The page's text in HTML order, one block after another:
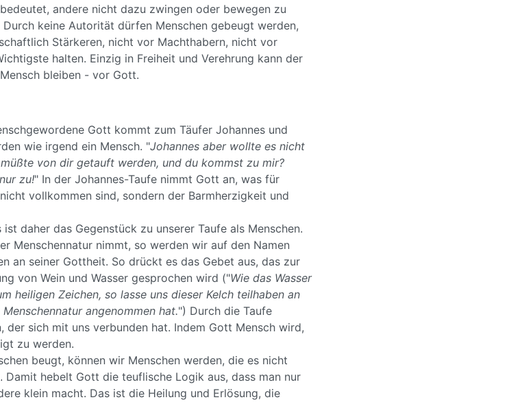
andere nicht dazu zwingen oder bewegen zu
keine Autorität dürfen Menschen gebeugt werden,
Stärkeren, nicht vor Machthabern, nicht vor
halten. Einzig in Freiheit und Verehrung kann der
bleiben - vor Gott.
Gott kommt zum Täufer Johannes und
wie irgend ein Mensch. "Johannes aber wollte es nicht
von dir getauft werden, und du kommst zu mir?
zu!" In der Johannes-Taufe nimmt Gott an, was für
vollkommen sind, sondern der Barmherzigkeit und
daher das Gegenstück zu unserer Taufe als Menschen.
Menschennatur nimmt, so werden wir auf den Namen
an seiner Gottheit. So drückt es das Gebet aus, das zur
von Wein und Wasser gesprochen wird ("Wie das Wasser
heiligen Zeichen, so lasse uns dieser Kelch teilhaben an
angenommen hat.") Durch die Taufe
sich mit uns verbunden hat. Indem Gott Mensch wird,
zu werden.
beugt, können wir Menschen werden, die es nicht
Damit hebelt Gott die teuflische Logik aus, dass man nur
klein macht. Das ist die Heilung und Erlösung, die